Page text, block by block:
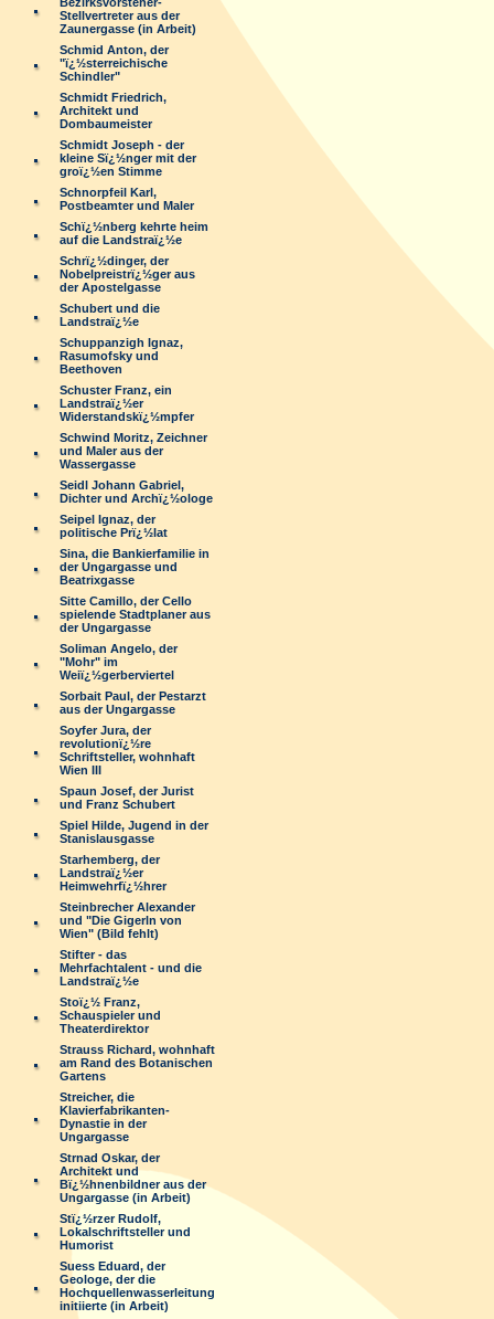
Stellvertreter aus der
Zaunergasse (in Arbeit)
Schmid Anton, der
"ï¿½sterreichische
Schindler"
Schmidt Friedrich,
Architekt und
Dombaumeister
Schmidt Joseph - der
kleine Sï¿½nger mit der
groï¿½en Stimme
Schnorpfeil Karl,
Postbeamter und Maler
Schï¿½nberg kehrte heim
auf die Landstraï¿½e
Schrï¿½dinger, der
Nobelpreistrï¿½ger aus
der Apostelgasse
Schubert und die
Landstraï¿½e
Schuppanzigh Ignaz,
Rasumofsky und
Beethoven
Schuster Franz, ein
Landstraï¿½er
Widerstandskï¿½mpfer
Schwind Moritz, Zeichner
und Maler aus der
Wassergasse
Seidl Johann Gabriel,
Dichter und Archï¿½ologe
Seipel Ignaz, der
politische Prï¿½lat
Sina, die Bankierfamilie in
der Ungargasse und
Beatrixgasse
Sitte Camillo, der Cello
spielende Stadtplaner aus
der Ungargasse
Soliman Angelo, der
"Mohr" im
Weiï¿½gerberviertel
Sorbait Paul, der Pestarzt
aus der Ungargasse
Soyfer Jura, der
revolutionï¿½re
Schriftsteller, wohnhaft
Wien III
Spaun Josef, der Jurist
und Franz Schubert
Spiel Hilde, Jugend in der
Stanislausgasse
Starhemberg, der
Landstraï¿½er
Heimwehrfï¿½hrer
Steinbrecher Alexander
und "Die Gigerln von
Wien" (Bild fehlt)
Stifter - das
Mehrfachtalent - und die
Landstraï¿½e
Stoï¿½ Franz,
Schauspieler und
Theaterdirektor
Strauss Richard, wohnhaft
am Rand des Botanischen
Gartens
Streicher, die
Klavierfabrikanten-
Dynastie in der
Ungargasse
Strnad Oskar, der
Architekt und
Bï¿½hnenbildner aus der
Ungargasse (in Arbeit)
Stï¿½rzer Rudolf,
Lokalschriftsteller und
Humorist
Suess Eduard, der
Geologe, der die
Hochquellenwasserleitung
initiierte (in Arbeit)